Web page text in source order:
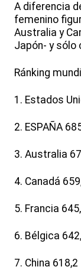
A diferencia
femenino
Australia y
Japón- y sólo
Ránking
1. Estados
2. ESPAÑA
3. Australia
4. Canadá
5. Francia
6. Bélgica
7. China 618,2